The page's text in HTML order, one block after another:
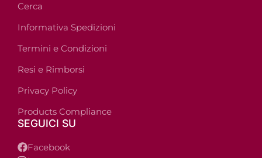
Cerca
Informativa Spedizioni
Termini e Condizioni
Resi e Rimborsi
Privacy Policy
Products Compliance
SEGUICI SU
Facebook